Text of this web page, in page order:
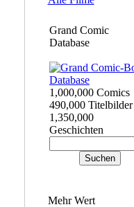
Grand Comic
Database
1,000,000 Comics
490,000 Titelbilder
1,350,000
Geschichten
Mehr Wert